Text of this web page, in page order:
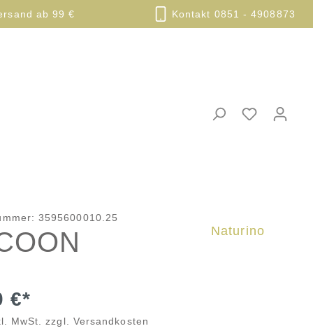
ab 99 € Kontakt 0851 - 4908873
3595600010.25
Naturino
€*
MwSt. zzgl. Versandkosten